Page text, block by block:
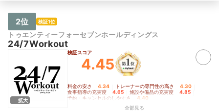
2位 検証1位
トゥエンティーフォーセブンホールディングス
24/7Workout
拡大
検証スコア
4.45
料金の安さ 4.34 トレーナーの専門性の高さ 4.30
食事指導の充実度 4.65 施設や備品の充実度 4.85
予約・キャンセルのしやすさ
4.40
全部見る